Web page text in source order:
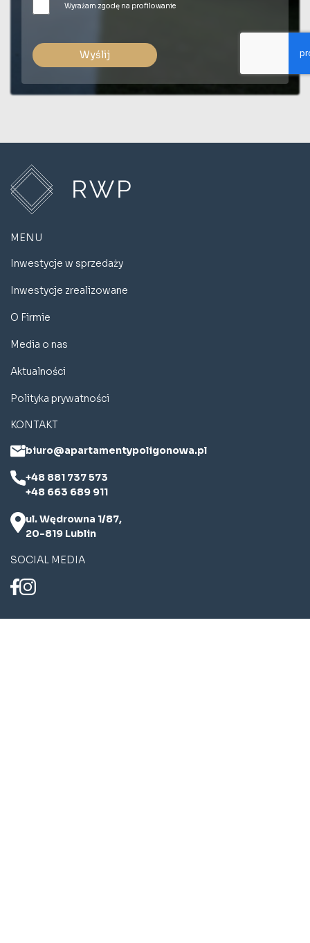
Wyrażam zgodę na profilowanie
Wyślij
MENU
Inwestycje w sprzedaży
Inwestycje zrealizowane
O Firmie
Media o nas
Aktualności
Polityka prywatności
KONTAKT
biuro@apartamentypoligonowa.pl
+48 881 737 573
+48 663 689 911
ul. Wędrowna 1/87,
20-819 Lublin
SOCIAL MEDIA